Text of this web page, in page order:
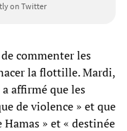
on Twitter
commenter les
la flottille. Mardi,
affirmé que les
de violence » et que
» et « destinée